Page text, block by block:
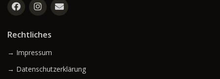
Rechtliches
→ Impressum
→ Datenschutzerklärung